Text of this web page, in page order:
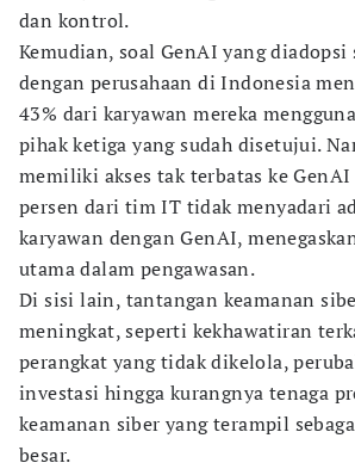
dan kontrol.
Kemudian, soal GenAI yang diadopsi
dengan perusahaan di Indonesia
43% dari karyawan mereka
pihak ketiga yang sudah disetujui.
memiliki akses tak terbatas ke
persen dari tim IT tidak menyadari
karyawan dengan GenAI,
utama dalam pengawasan.
Di sisi lain, tantangan keamanan
meningkat, seperti kekhawatiran
perangkat yang tidak dikelola,
investasi hingga kurangnya tenaga
keamanan siber yang terampil
besar.